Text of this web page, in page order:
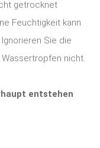
getrocknet
Feuchtigkeit kann
Sie die
nicht.
entstehen